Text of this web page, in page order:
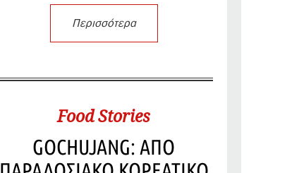
Περισσότερα
Food Stories
GOCHUJANG: ΑΠΟ